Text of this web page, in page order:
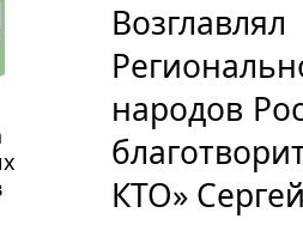
народов
КТО»